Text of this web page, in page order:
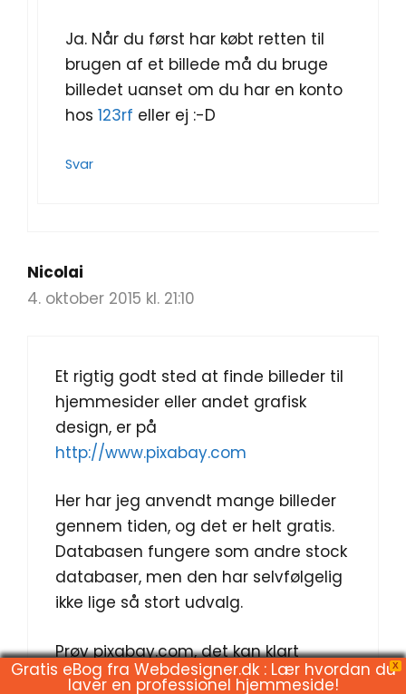
Ja. Når du først har købt retten til
brugen af et billede må du bruge
billedet uanset om du har en konto
hos 123rf eller ej :-D
Svar
Nicolai
4. oktober 2015 kl. 21:10
Et rigtig godt sted at finde billeder til
hjemmesider eller andet grafisk
design, er på
http://www.pixabay.com
Her har jeg anvendt mange billeder
gennem tiden, og det er helt gratis.
Databasen fungere som andre stock
databaser, men den har selvfølgelig
ikke lige så stort udvalg.
Prøv pixabay.com, det kan klart
anbefales :-)
X
Gratis eBog fra Webdesigner.dk : Lær hvordan du
laver en professionel hjemmeside!